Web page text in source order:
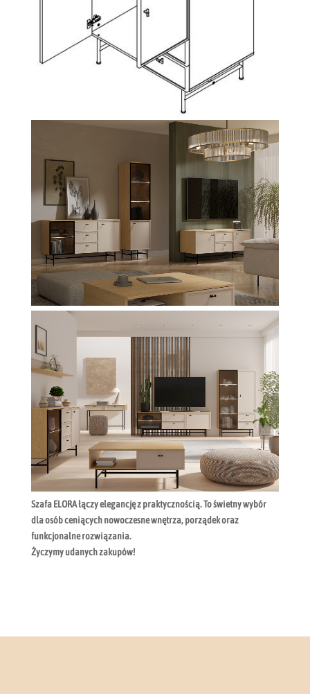
Szafa ELORA łączy elegancję z praktycznością. To świetny wybór
dla osób ceniących nowoczesne wnętrza, porządek oraz
funkcjonalne rozwiązania.
Życzymy udanych zakupów!